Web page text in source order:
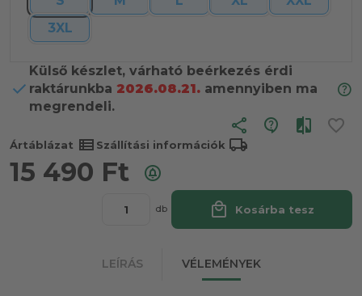
3XL
Külső készlet, várható beérkezés érdi
raktárunkba 2026.08.21. amennyiben ma
megrendeli.
share
Ártáblázat view_list Szállítási információk local_shipping
15 490 Ft
db local_mall Kosárba tesz
LEÍRÁS VÉLEMÉNYEK